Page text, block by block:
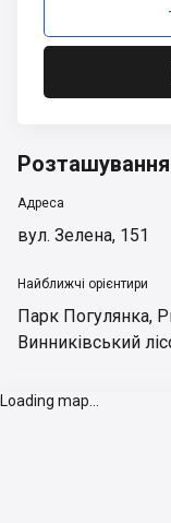
Розташування
Адреса
вул. Зелена, 151
Найближчі орієнтири
Парк Погулянка,
Винниківський
Loading map...